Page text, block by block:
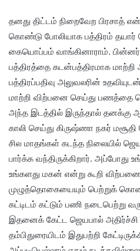
தனது திட்டம் நிறைவேற பிரசாத்
கொண்டு போலியாக பத்திரம் தயார்
கையொப்பம் வாங்கினாராம்.
பத்திரத்தை கடன்பத்திரமாக
பத்திரப்பதிவு அலுவலரின்
மாற்றி விற்பனை செய்து பணத்தை
அந்த இடத்தில் இருந்தால் தனக்கு
காலி செய்து கிருஷ்ணா நகர் மசூதி
சில மாதங்கள் கடந்த நிலையில்
பார்க்க வந்திருக்கிறார். அப்போது
உங்களது மகன் என்று கூறி
முழுத்தொகையையும் பெற்றுக்
கட்டிடம் கட்டும் பணி நடைபெற்று
இதனைக் கேட்ட ஜெயபால்
தம்பிதுரையிடம் இதுபற்றி